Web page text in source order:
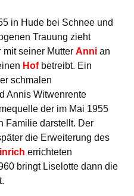
in Hude bei Schnee und
Trauung zieht
mit seiner Mutter Anni an
Hofbetreibt. Ein
schmalen
Annis Witwenrente
der im Mai 1955
Familie darstellt. Der
die Erweiterung des
errichteten
bringt Liselotte dann die